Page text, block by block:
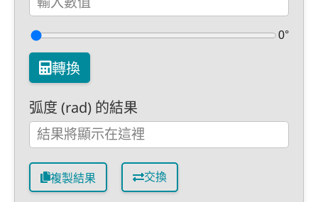
0°
轉換
弧度 (rad) 的結果
複製結果 交換